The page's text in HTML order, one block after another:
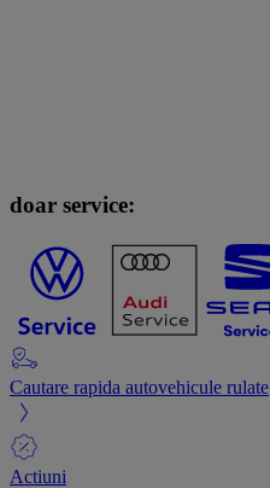
doar service:
Cautare rapida autovehicule rulate
Actiuni